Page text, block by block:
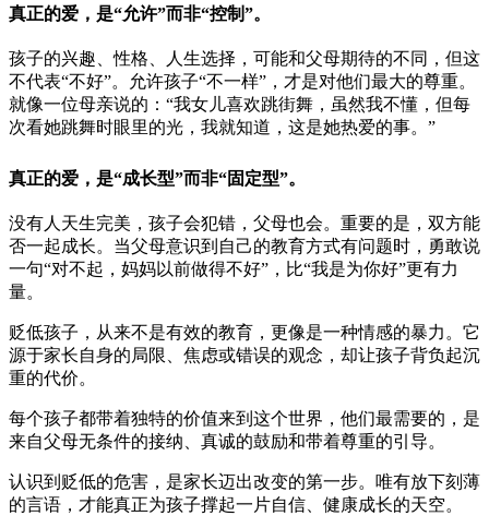
真正的爱，是“允许”而非“控制”。
孩子的兴趣、性格、人生选择，可能和父母期待的不同，但这
不代表“不好”。允许孩子“不一样”，才是对他们最大的尊重。
就像一位母亲说的：“我女儿喜欢跳街舞，虽然我不懂，但每
次看她跳舞时眼里的光，我就知道，这是她热爱的事。”
真正的爱，是“成长型”而非“固定型”。
没有人天生完美，孩子会犯错，父母也会。重要的是，双方能
否一起成长。当父母意识到自己的教育方式有问题时，勇敢说
一句“对不起，妈妈以前做得不好”，比“我是为你好”更有力
量。
贬低孩子，从来不是有效的教育，更像是一种情感的暴力。它
源于家长自身的局限、焦虑或错误的观念，却让孩子背负起沉
重的代价。
每个孩子都带着独特的价值来到这个世界，他们最需要的，是
来自父母无条件的接纳、真诚的鼓励和带着尊重的引导。
认识到贬低的危害，是家长迈出改变的第一步。唯有放下刻薄
的言语，才能真正为孩子撑起一片自信、健康成长的天空。